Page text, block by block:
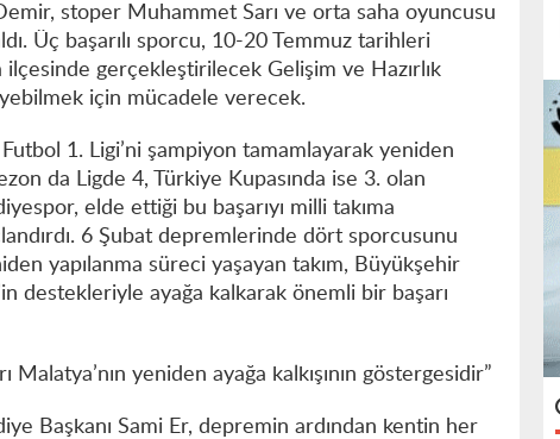
stoper Muhammet Sarı ve orta saha oyuncusu
Üç başarılı sporcu, 10-20 Temmuz tarihleri
ilçesinde gerçekleştirilecek Gelişim ve Hazırlık
için mücadele verecek.
1. Ligi’ni şampiyon tamamlayarak yeniden
da Ligde 4, Türkiye Kupasında ise 3. olan
elde ettiği bu başarıyı milli takıma
6 Şubat depremlerinde dört sporcusunu
yapılanma süreci yaşayan takım, Büyükşehir
destekleriyle ayağa kalkarak önemli bir başarı
Malatya’nın yeniden ayağa kalkışının göstergesidir”
Başkanı Sami Er, depremin ardından kentin her